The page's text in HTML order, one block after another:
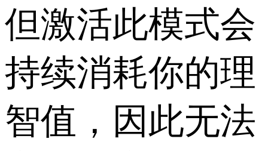
但激活此模式会
持续消耗你的理
智值，因此无法